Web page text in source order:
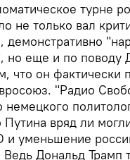
турне
не только вал
демонстративно
но еще и по поводу
что он фактически
"Радио
немецкого
Путина вряд ли
и уменьшение
Ведь Дональд Трамп